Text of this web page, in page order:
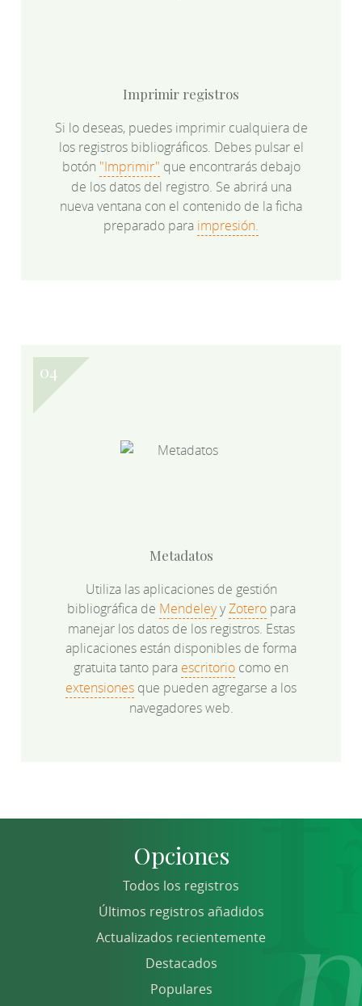
Imprimir registros
Si lo deseas, puedes imprimir cualquiera de
los registros bibliográficos. Debes pulsar el
botón "Imprimir" que encontrarás debajo
de los datos del registro. Se abrirá una
nueva ventana con el contenido de la ficha
preparado para impresión.
Metadatos
Utiliza las aplicaciones de gestión
bibliográfica de MendeleyyZoteropara
manejar los datos de los registros. Estas
aplicaciones están disponibles de forma
gratuita tanto para escritorio como en
extensiones que pueden agregarse a los
navegadores web.
Opciones
Todos los registros
Últimos registros añadidos
Actualizados recientemente
Destacados
Populares